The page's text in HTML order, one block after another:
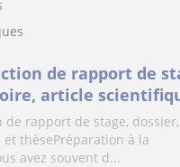
de rapport de
article
- préparation à la
de rapport de stage,
thèsePréparation à la
avez souvent d...